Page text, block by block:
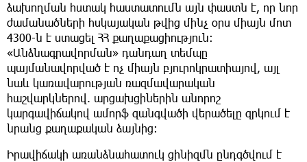
ձախողման հստակ հաստատումն այն փաստն է, որ նոր
ժամանածների հսկայական թվից մինչ օրս միայն մոտ
4300-ն է ստացել ՀՀ քաղաքացիություն։
«Անձնագրավորման» դանդաղ տեմպը
պայմանավորված է ոչ միայն բյուրոկրատիայով, այլ
նաև կառավարության ռազմավարական
հաշվարկներով. արցախցիներին անորոշ
կարգավիճակով ամորֆ զանգվածի վերածելը զրկում է
նրանց քաղաքական ձայնից։
Իրավիճակի առանձնահատուկ ցինիզմն ընդգծվում է